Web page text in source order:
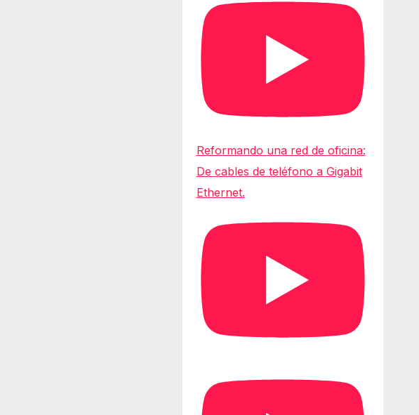
Reformando una red de oficina:
De cables de teléfono a Gigabit
Ethernet.